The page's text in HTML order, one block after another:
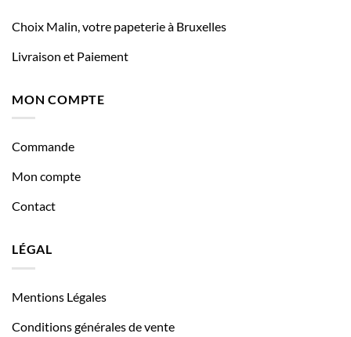
Choix Malin, votre papeterie à Bruxelles
Livraison et Paiement
MON COMPTE
Commande
Mon compte
Contact
LÉGAL
Mentions Légales
Conditions générales de vente